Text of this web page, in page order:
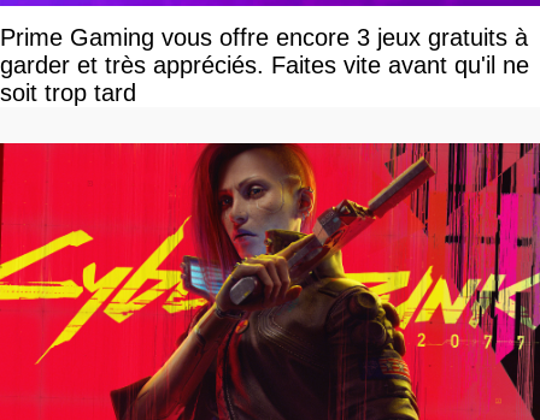
Prime Gaming vous offre encore 3 jeux gratuits à
garder et très appréciés. Faites vite avant qu'il ne
soit trop tard